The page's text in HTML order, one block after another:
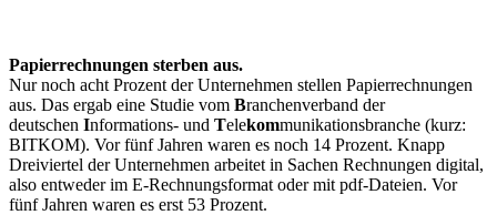
Papierrechnungen sterben aus.
Nur noch acht Prozent der Unternehmen stellen Papierrechnungen
aus. Das ergab eine Studie vom Branchenverband der
deutschen Informations- und Telekommunikationsbranche (kurz:
BITKOM). Vor fünf Jahren waren es noch 14 Prozent. Knapp
Dreiviertel der Unternehmen arbeitet in Sachen Rechnungen digital,
also entweder im E-Rechnungsformat oder mit pdf-Dateien. Vor
fünf Jahren waren es erst 53 Prozent.